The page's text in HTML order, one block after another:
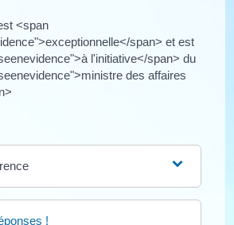
<span
span> et est
l'initiative</span> du
des affaires
!